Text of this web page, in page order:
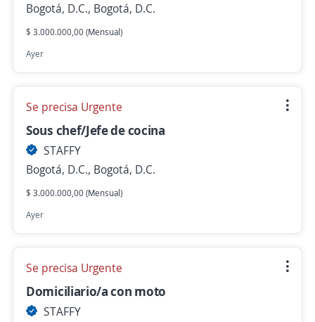
Bogotá, D.C., Bogotá, D.C.
$ 3.000.000,00 (Mensual)
Ayer
Se precisa Urgente
Sous chef/Jefe de cocina
STAFFY
Bogotá, D.C., Bogotá, D.C.
$ 3.000.000,00 (Mensual)
Ayer
Se precisa Urgente
Domiciliario/a con moto
STAFFY